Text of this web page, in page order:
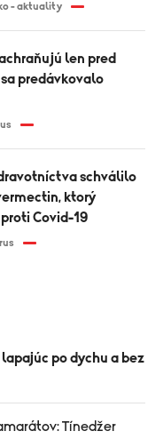
- aktuality
predávkovalo
ktorý
Covid-19
po dychu a bez
Tínedžer